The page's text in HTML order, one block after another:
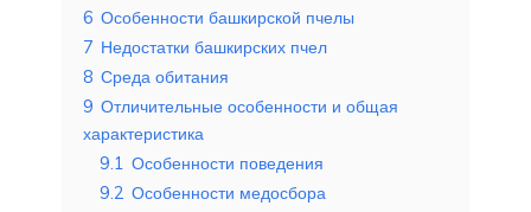
6 Особенности башкирской пчелы
7 Недостатки башкирских пчел
8 Среда обитания
9 Отличительные особенности и общая
характеристика
9.1 Особенности поведения
9.2 Особенности медосбора